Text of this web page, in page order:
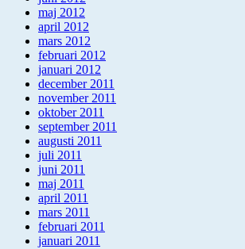
maj 2012
april 2012
mars 2012
februari 2012
januari 2012
december 2011
november 2011
oktober 2011
september 2011
augusti 2011
juli 2011
juni 2011
maj 2011
april 2011
mars 2011
februari 2011
januari 2011